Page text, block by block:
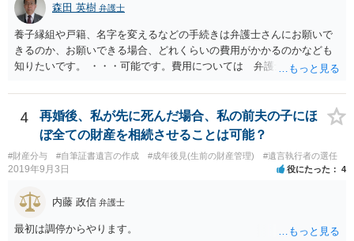
森田 英樹 弁護士
養子縁組や戸籍、名字を変えるなどの手続きは弁護士さんにお願いで
きるのか、お願いできる場合、どれくらいの費用がかかるのかなども
知りたいです。 ・・・可能です。費用については 弁護士と直接面談
ています。 やはり、成人した子のことまでごちゃごちゃ考えず、自分
の事だけ考えるべきなのでしょうか ・・・お子さんの事をまで含め良
い解決案があればお悩みになるのは当然と言えば当然のことです。 彼
と親子関係を結びたいと思っているが、名字は変えたくない・・・養
子縁組の必要があり 氏も変更することになります。 しかし 彼は成人
しているとは言え、自分の子と私の連れ子、全て平等にしたいと希
望。もちろん私もそうできればと思います。 ・・・婚姻前の契約 あ
るいは 遺言書などで その意思を実現する方法はあります。 弁護
士に相談してみてください。
4
再婚後、私が先に死んだ場合、私の前夫の子にほ
ぼ全ての財産を相続させることは可能？
#財産分与 #自筆証書遺言の作成 #成年後見(生前の財産管理) #遺言執行者の選任
2019年9月3日 役にたった 4
内藤 政信 弁護士
最初は調停からやります。